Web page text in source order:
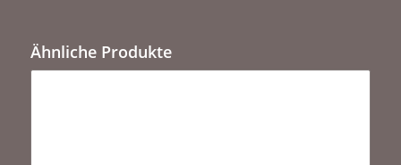
Ähnliche Produkte